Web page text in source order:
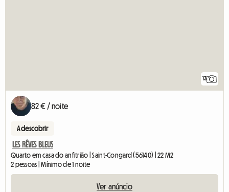
13
82 € / noite
A descobrir
LES RÊVES BLEUS
Quarto em casa do anfitrião | Saint-Congard (56140) | 22 M2
2 pessoas | Mínimo de 1 noite
Ver anúncio